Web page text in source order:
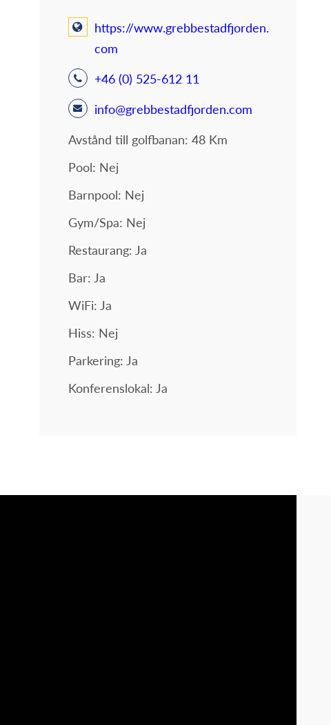
https://www.grebbestadfjorden.
com
+46 (0) 525-612 11
info@grebbestadfjorden.com
Avstånd till golfbanan: 48 Km
Pool: Nej
Barnpool: Nej
Gym/Spa: Nej
Restaurang: Ja
Bar: Ja
WiFi: Ja
Hiss: Nej
Parkering: Ja
Konferenslokal: Ja